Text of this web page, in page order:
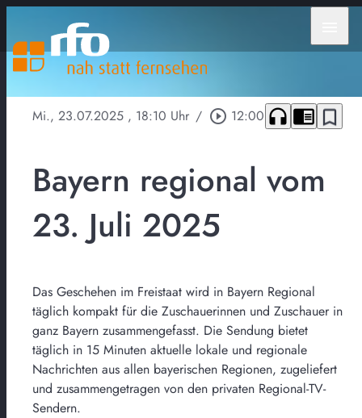
Mi., 23.07.2025 , 18:10 Uhr / play_circle_outline 12:00 headphones chrome_reader_mode bookmark_border
Bayern regional vom
23. Juli 2025
Das Geschehen im Freistaat wird in Bayern Regional
täglich kompakt für die Zuschauerinnen und Zuschauer in
ganz Bayern zusammengefasst. Die Sendung bietet
täglich in 15 Minuten aktuelle lokale und regionale
Nachrichten aus allen bayerischen Regionen, zugeliefert
und zusammengetragen von den privaten Regional-TV-
Sendern.